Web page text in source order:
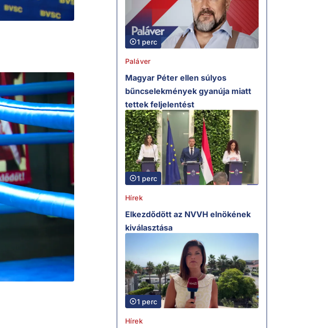
1 perc
Paláver
Magyar Péter ellen súlyos
bűncselekmények gyanúja miatt
tettek feljelentést
1 perc
Hírek
Elkezdődött az NVVH elnökének
kiválasztása
1 perc
Hírek